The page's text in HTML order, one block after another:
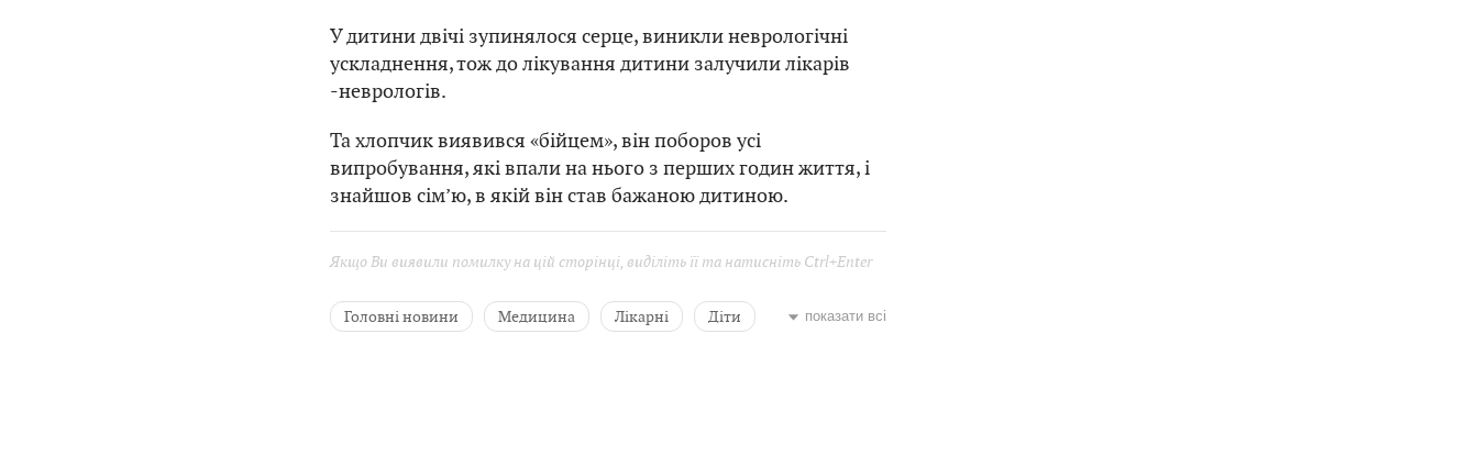
У дитини двічі зупинялося серце, виникли неврологічні
ускладнення, тож до лікування дитини залучили лікарів
-неврологів.
Та хлопчик виявився «бійцем», він поборов усі
випробування, які впали на нього з перших годин життя, і
знайшов сім’ю, в якій він став бажаною дитиною.
Якщо Ви виявили помилку на цій сторінці, виділіть її та натисніть Ctrl+Enter
Головні новини Медицина Лікарні Діти показати всі